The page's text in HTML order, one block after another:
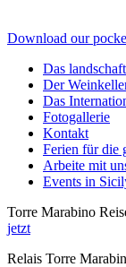
Download our
Das
Der
Das
Fotogallerie
Kontakt
Ferien für die
Arbeite mit
Events in
Torre Marabino
jetzt
Relais Torre